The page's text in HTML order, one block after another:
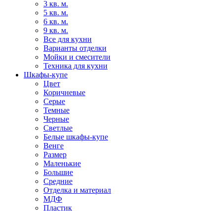
3 кв. м.
5 кв. м.
6 кв. м.
9 кв. м.
Все для кухни
Варианты отделки
Мойки и смесители
Техника для кухни
Шкафы-купе
Цвет
Коричневые
Серые
Темные
Черные
Светлые
Белые шкафы-купе
Венге
Размер
Маленькие
Большие
Средние
Отделка и материал
МДФ
Пластик